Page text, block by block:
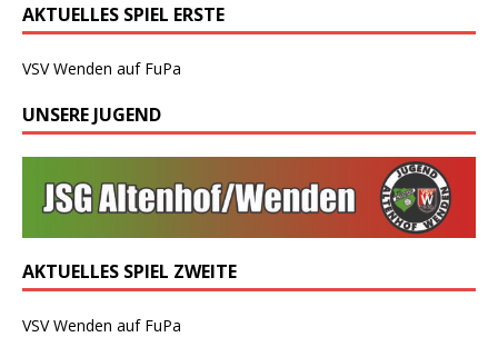
AKTUELLES SPIEL ERSTE
VSV Wenden auf FuPa
UNSERE JUGEND
AKTUELLES SPIEL ZWEITE
VSV Wenden auf FuPa